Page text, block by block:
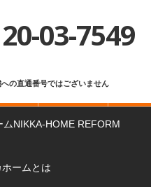
03-7549
の直通番号ではございません
ムNIKKA-HOME REFORM
ホームとは